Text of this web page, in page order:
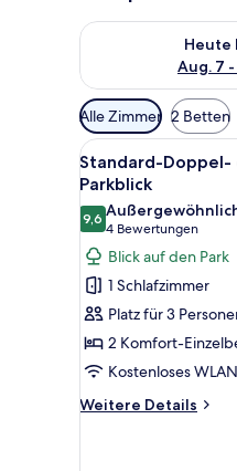
Heute
Aug. 7
Überprüfe die
Verfügbare
Filter
für
Zimmer
Alle Zimmer 2 Betten
Alle
Fotos
für
Standard-
Doppel-
oder
-
Balkon,
Parkblick
anzeigen
4
Standard-
Parkblick
9,69,6 von 10
4 Bewertungen
(4
Bewertungen)
Blick auf den Park
1 Schlafzimmer
Platz für 3
2 Komfort-
Kostenloses WLAN
Weitere Details
Weitere